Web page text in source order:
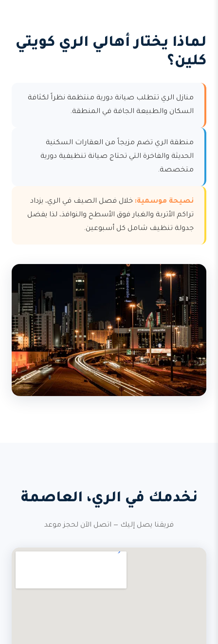
لماذا يختار أهالي الري كويتي
كلين؟
منازل الري تتطلب صيانة دورية منتظمة نظراً لكثافة
السكان والطبيعة الجافة في المنطقة.
منطقة الري تضم مزيجاً من العقارات السكنية
الحديثة والفاخرة التي تحتاج صيانة تنظيفية دورية
متخصصة.
نصيحة موسمية: خلال فصل الصيف في الري، يزداد
تراكم الأتربة والغبار فوق الأسطح والنوافذ، لذا يفضل
جدولة تنظيف شامل كل أسبوعين.
نخدمك في الري، العاصمة
فريقنا يصل إليك — اتصل الآن لحجز موعد